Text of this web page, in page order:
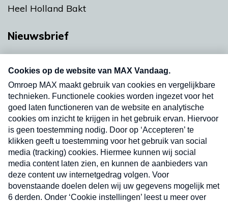
Heel Holland Bakt
Nieuwsbrief
Neem hier een gratis abonnement op onze
nieuwsbrief. Elke vrijdag- en dinsdagochtend in
uw mailbox.
Verzend